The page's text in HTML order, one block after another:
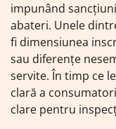
impunând
abateri. Unele
fi dimensiunea
sau diferențe
servite. În timp ce
clară a
clare pentru